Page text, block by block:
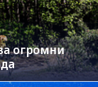
огромни